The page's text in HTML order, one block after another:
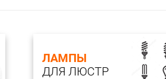
ЛАМПЫ
ДЛЯ ЛЮСТР